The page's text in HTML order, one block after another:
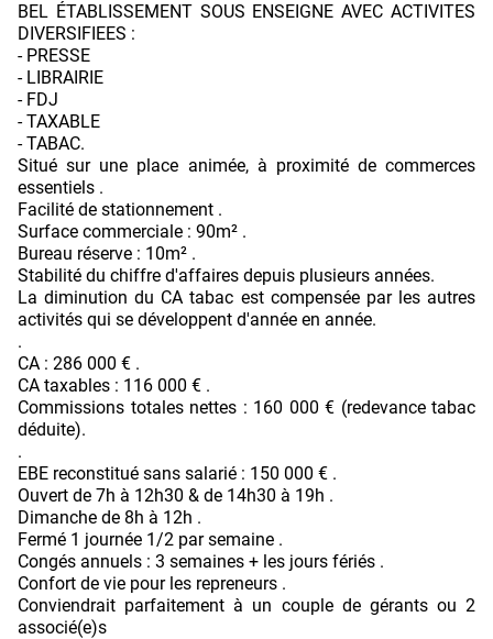
BEL ÉTABLISSEMENT SOUS ENSEIGNE AVEC ACTIVITES
DIVERSIFIEES :
- PRESSE
- LIBRAIRIE
- FDJ
- TAXABLE
- TABAC.
Situé sur une place animée, à proximité de commerces
essentiels .
Facilité de stationnement .
Surface commerciale : 90m² .
Bureau réserve : 10m² .
Stabilité du chiffre d'affaires depuis plusieurs années.
La diminution du CA tabac est compensée par les autres
activités qui se développent d'année en année.
.
CA : 286 000 € .
CA taxables : 116 000 € .
Commissions totales nettes : 160 000 € (redevance tabac
déduite).
.
EBE reconstitué sans salarié : 150 000 € .
Ouvert de 7h à 12h30 & de 14h30 à 19h .
Dimanche de 8h à 12h .
Fermé 1 journée 1/2 par semaine .
Congés annuels : 3 semaines + les jours fériés .
Confort de vie pour les repreneurs .
Conviendrait parfaitement à un couple de gérants ou 2
associé(e)s